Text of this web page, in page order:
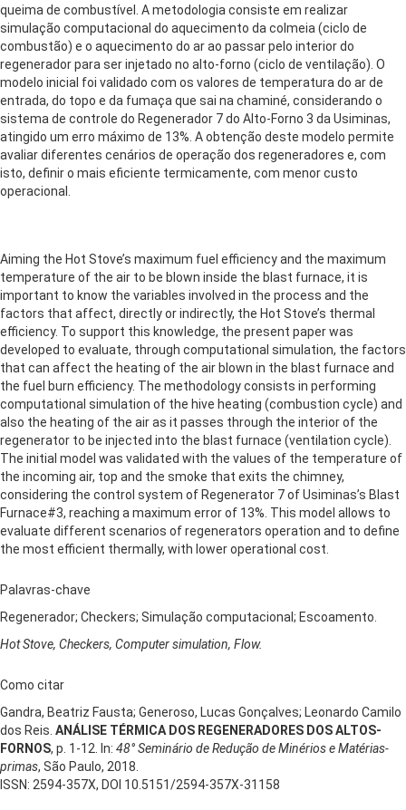
queima de combustível. A metodologia consiste em realizar
simulação computacional do aquecimento da colmeia (ciclo de
combustão) e o aquecimento do ar ao passar pelo interior do
regenerador para ser injetado no alto-forno (ciclo de ventilação). O
modelo inicial foi validado com os valores de temperatura do ar de
entrada, do topo e da fumaça que sai na chaminé, considerando o
sistema de controle do Regenerador 7 do Alto-Forno 3 da Usiminas,
atingido um erro máximo de 13%. A obtenção deste modelo permite
avaliar diferentes cenários de operação dos regeneradores e, com
isto, definir o mais eficiente termicamente, com menor custo
operacional.
Aiming the Hot Stove’s maximum fuel efficiency and the maximum
temperature of the air to be blown inside the blast furnace, it is
important to know the variables involved in the process and the
factors that affect, directly or indirectly, the Hot Stove’s thermal
efficiency. To support this knowledge, the present paper was
developed to evaluate, through computational simulation, the factors
that can affect the heating of the air blown in the blast furnace and
the fuel burn efficiency. The methodology consists in performing
computational simulation of the hive heating (combustion cycle) and
also the heating of the air as it passes through the interior of the
regenerator to be injected into the blast furnace (ventilation cycle).
The initial model was validated with the values of the temperature of
the incoming air, top and the smoke that exits the chimney,
considering the control system of Regenerator 7 of Usiminas’s Blast
Furnace#3, reaching a maximum error of 13%. This model allows to
evaluate different scenarios of regenerators operation and to define
the most efficient thermally, with lower operational cost.
Palavras-chave
Regenerador; Checkers; Simulação computacional; Escoamento.
Hot Stove, Checkers, Computer simulation, Flow.
Como citar
Gandra, Beatriz Fausta; Generoso, Lucas Gonçalves; Leonardo Camilo
dos Reis. ANÁLISE TÉRMICA DOS REGENERADORES DOS ALTOS-
FORNOS, p. 1-12. In: 48° Seminário de Redução de Minérios e Matérias-
primas, São Paulo, 2018.
ISSN: 2594-357X, DOI 10.5151/2594-357X-31158